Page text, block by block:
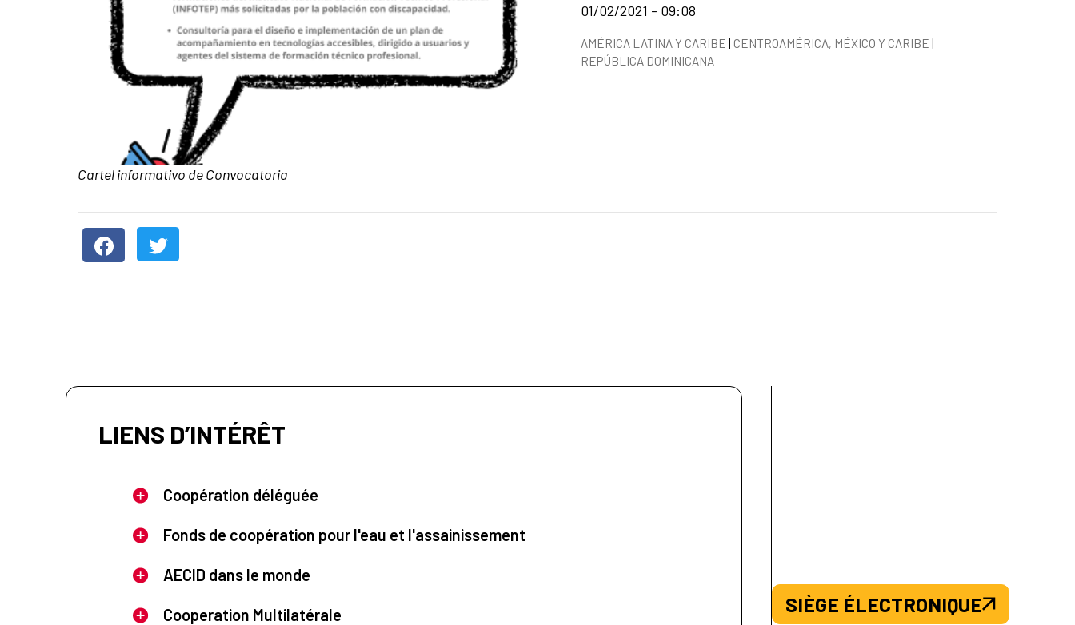
Pie de foto:
Cartel informativo de Convocatoria
Fecha de publicación de la noticia
01/02/2021 - 09:08
Categorías de la noticia
AMÉRICA LATINA Y CARIBE | CENTROAMÉRICA, MÉXICO Y CARIBE |
REPÚBLICA DOMINICANA
Contenido de la noticia
LIENS D’INTÉRÊT
Coopération déléguée
Fonds de coopération pour l'eau et l'assainissement
AECID dans le monde
Cooperation Multilatérale SIÈGE ÉLECTRONIQUE